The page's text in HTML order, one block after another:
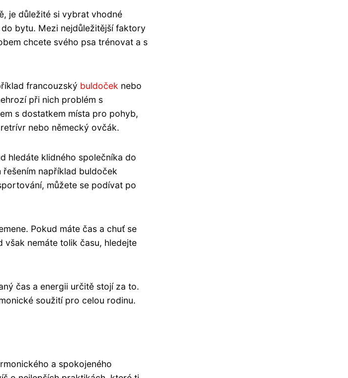
je důležité si vybrat vhodné
bytu. Mezi nejdůležitější faktory
chcete svého psa trénovat a s
francouzský buldoček nebo
při nich problém s
s dostatkem místa pro pohyb,
nebo německý ovčák.
hledáte klidného společníka do
například buldoček
můžete se podívat po
Pokud máte čas a chuť se
nemáte tolik času, hledejte
čas a energii určitě stojí za to.
soužití pro celou rodinu.
a spokojeného